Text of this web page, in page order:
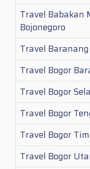
Travel Babakan
Bojonegoro
Travel
Travel Bogor
Travel Bogor
Travel Bogor
Travel Bogor
Travel Bogor